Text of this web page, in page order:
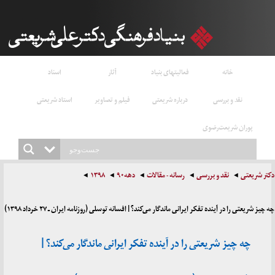
خانه فعالیتهای بنیاد آثار
اسناد
نقد و بررسی
درباره شریعتی فیلم و تصاویر
استاد شریعتی
پوران شریعت‌رضوی
دکتر شریعتی نقد و بررسی رسانه - مقالات دهه۹۰ ۱۳۹۸
چه چیز شریعتی را در آینده تفکر ایرانی ماندگار می‌کند؟ | افسانه توسلی (روزنامه ایران ـ ۲۷ خرداد ۱۳۹۸)
چه چیز شریعتی را در آینده تفکر ایرانی ماندگار می‌کند؟ |